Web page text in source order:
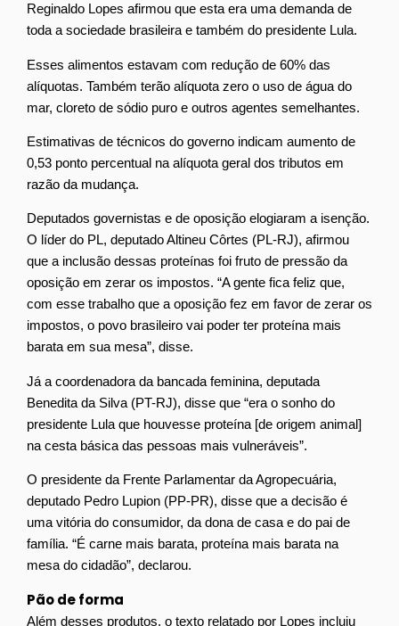
Reginaldo Lopes afirmou que esta era uma demanda de
toda a sociedade brasileira e também do presidente Lula.
Esses alimentos estavam com redução de 60% das
alíquotas. Também terão alíquota zero o uso de água do
mar, cloreto de sódio puro e outros agentes semelhantes.
Estimativas de técnicos do governo indicam aumento de
0,53 ponto percentual na alíquota geral dos tributos em
razão da mudança.
Deputados governistas e de oposição elogiaram a isenção.
O líder do PL, deputado Altineu Côrtes (PL-RJ), afirmou
que a inclusão dessas proteínas foi fruto de pressão da
oposição em zerar os impostos. “A gente fica feliz que,
com esse trabalho que a oposição fez em favor de zerar os
impostos, o povo brasileiro vai poder ter proteína mais
barata em sua mesa”, disse.
Já a coordenadora da bancada feminina, deputada
Benedita da Silva (PT-RJ), disse que “era o sonho do
presidente Lula que houvesse proteína [de origem animal]
na cesta básica das pessoas mais vulneráveis”.
O presidente da Frente Parlamentar da Agropecuária,
deputado Pedro Lupion (PP-PR), disse que a decisão é
uma vitória do consumidor, da dona de casa e do pai de
família. “É carne mais barata, proteína mais barata na
mesa do cidadão”, declarou.
Pão de forma
Além desses produtos, o texto relatado por Lopes incluiu